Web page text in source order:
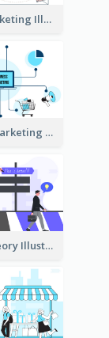
E-Mail Marketing Illustration
Business Marketing
Nudge Theory Illustration